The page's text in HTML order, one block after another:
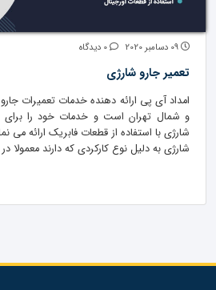
تعمیر جارو شارژی
امداد آی پی ارائه دهنده خدمات تعمیرات
و شمال تهران است و خدمات خود را برای
شارژی با استفاده از قطعات فابریک ارائه می
شارژی به دلیل نوع کارکردی که دارند معمولا